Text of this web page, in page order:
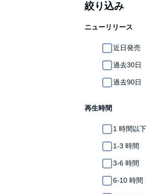
絞り込み
ニューリリース
近日発売
過去30日
過去90日
再生時間
1 時間以下
1-3 時間
3-6 時間
6-10 時間